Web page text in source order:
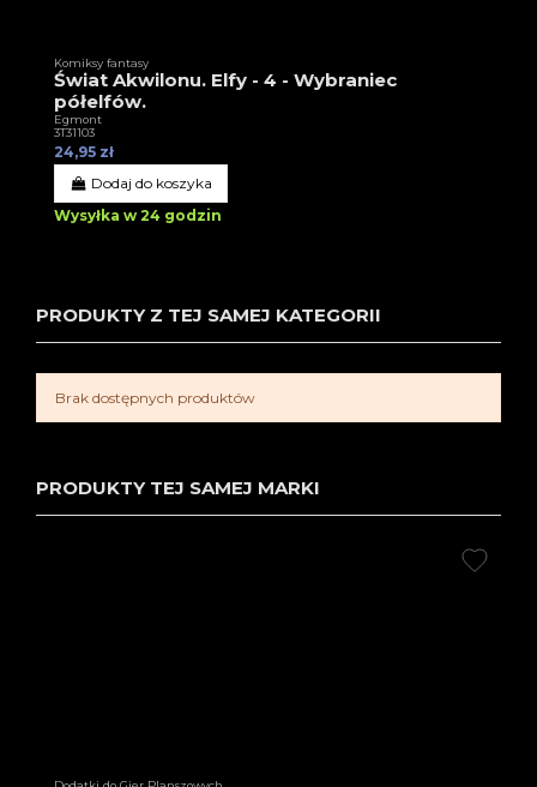
Komiksy fantasy
Świat Akwilonu. Elfy - 4 - Wybraniec
półelfów.
Egmont
3T31103
24,95 zł
Dodaj do koszyka
Wysyłka w 24 godzin
PRODUKTY Z TEJ SAMEJ KATEGORII
Brak dostępnych produktów
PRODUKTY TEJ SAMEJ MARKI